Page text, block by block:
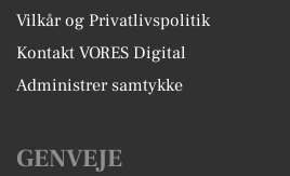
Vilkår og Privatlivspolitik
Kontakt VORES Digital
Administrer samtykke
GENVEJE